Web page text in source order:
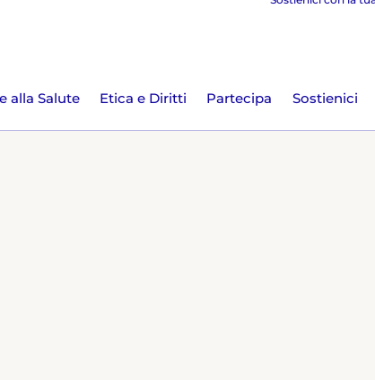
alla Salute Etica e Diritti Partecipa Sostienici